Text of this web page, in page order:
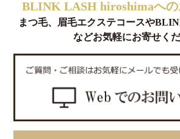
BLINK LASH hiroshimaへ
まつ毛、眉毛エクステコースや
などお気軽にお寄せく